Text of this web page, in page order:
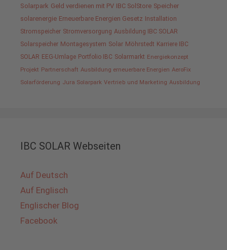
Solarpark Geld verdienen mit PV IBC SolStore Speicher
solarenergie Erneuerbare Energien Gesetz Installation
Stromspeicher Stromversorgung Ausbildung IBC SOLAR
Solarspeicher Montagesystem Solar Möhrstedt Karriere IBC
SOLAR EEG-Umlage Portfolio IBC Solarmarkt Energiekonzept
Projekt Partnerschaft Ausbildung erneuerbare Energien AeroFix
Solarförderung Jura Solarpark Vertrieb und Marketing Ausbildung
IBC SOLAR Webseiten
Auf Deutsch
Auf Englisch
Englischer Blog
Facebook